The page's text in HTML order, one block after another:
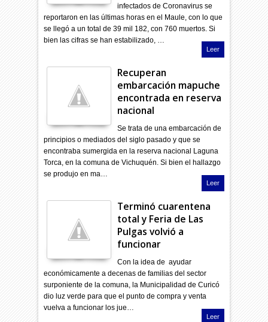
infectados de Coronavirus se
reportaron en las últimas horas en el Maule, con lo que
se llegó a un total de 39 mil 182, con 760 muertos. Si
bien las cifras se han estabilizado, …
Leer
Recuperan
embarcación mapuche
encontrada en reserva
nacional
Se trata de una embarcación de
principios o mediados del siglo pasado y que se
encontraba sumergida en la reserva nacional Laguna
Torca, en la comuna de Vichuquén. Si bien el hallazgo
se produjo en ma…
Leer
Terminó cuarentena
total y Feria de Las
Pulgas volvió a
funcionar
Con la idea de ayudar
económicamente a decenas de familias del sector
surponiente de la comuna, la Municipalidad de Curicó
dio luz verde para que el punto de compra y venta
vuelva a funcionar los jue…
Leer